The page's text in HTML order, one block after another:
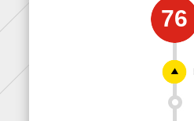
76